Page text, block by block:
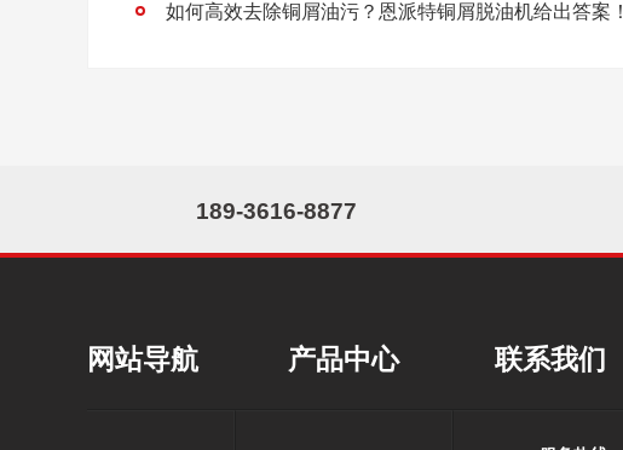
如何高效去除铜屑油污？恩派特铜屑脱油机给出答案！
189-3616-8877
网站导航 产品中心 联系我们